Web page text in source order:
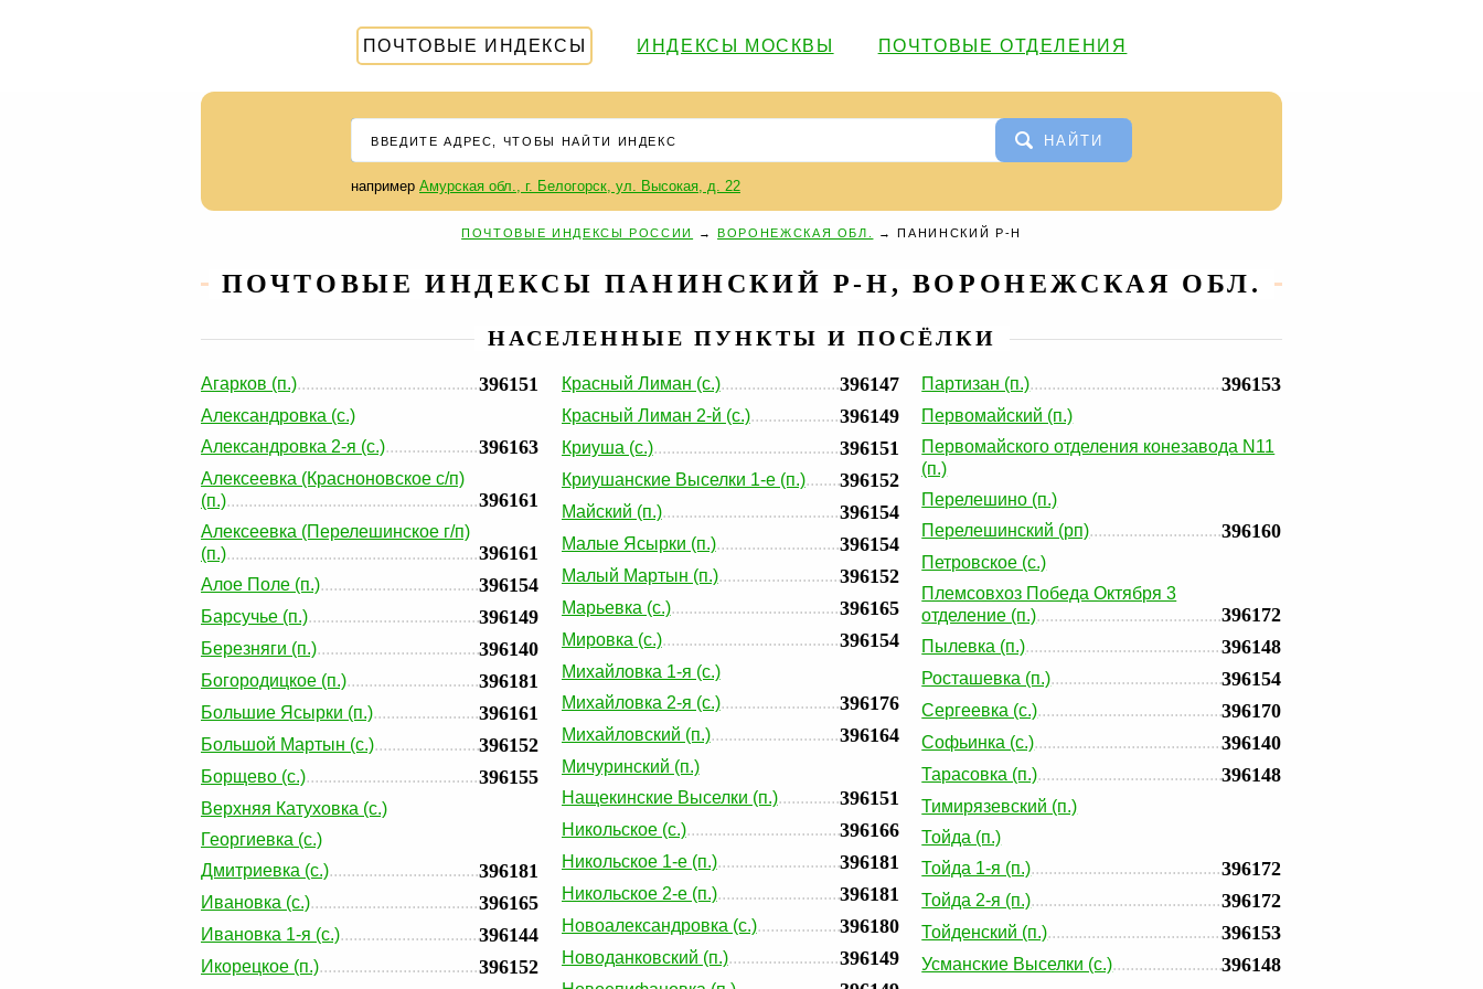
ПОЧТОВЫЕ ИНДЕКСЫ ИНДЕКСЫ МОСКВЫ ПОЧТОВЫЕ ОТДЕЛЕНИЯ
НАЙТИ
например Амурская обл., г. Белогорск, ул. Высокая, д. 22
ПОЧТОВЫЕ ИНДЕКСЫ РОССИИ →ВОРОНЕЖСКАЯ ОБЛ. →ПАНИНСКИЙ Р-Н
ПОЧТОВЫЕ ИНДЕКСЫ ПАНИНСКИЙ Р-Н, ВОРОНЕЖСКАЯ ОБЛ.
НАСЕЛЕННЫЕ ПУНКТЫ И ПОСЁЛКИ
Агарков (п.) 396151
Александровка (с.)
Александровка 2-я (с.)
396163
Алексеевка (Красноновское с/п)
(п.)
396161
Алексеевка (Перелешинское г/п)
(п.)
396161
Алое Поле (п.) 396154
Барсучье (п.) 396149
Березняги (п.) 396140
Богородицкое (п.) 396181
Большие Ясырки (п.) 396161
Большой Мартын (с.) 396152
Борщево (с.) 396155
Верхняя Катуховка (с.)
Георгиевка (с.)
Дмитриевка (с.)
396181
Ивановка (с.) 396165
Ивановка 1-я (с.) 396144
Икорецкое (п.)
396152
Красный Лиман (с.) 396147
Красный Лиман 2-й (с.) 396149
Криуша (с.) 396151
Криушанские Выселки 1-е (п.) 396152
Майский (п.) 396154
Малые Ясырки (п.) 396154
Малый Мартын (п.) 396152
Марьевка (с.) 396165
Мировка (с.) 396154
Михайловка 1-я (с.)
Михайловка 2-я (с.)
396176
Михайловский (п.) 396164
Мичуринский (п.)
Нащекинские Выселки (п.)
396151
Никольское (с.) 396166
Никольское 1-е (п.) 396181
Никольское 2-е (п.) 396181
Новоалександровка (с.) 396180
Новоданковский (п.) 396149
Партизан (п.) 396153
Первомайский (п.)
Первомайского отделения конезавода N11
(п.)
Перелешино (п.)
Перелешинский (рп)
396160
Петровское (с.)
Племсовхоз Победа Октября 3
отделение (п.)
396172
Пылевка (п.) 396148
Росташевка (п.) 396154
Сергеевка (с.) 396170
Софьинка (с.) 396140
Тарасовка (п.) 396148
Тимирязевский (п.)
Тойда (п.)
Тойда 1-я (п.)
396172
Тойда 2-я (п.) 396172
Тойденский (п.) 396153
Усманские Выселки (с.) 396148